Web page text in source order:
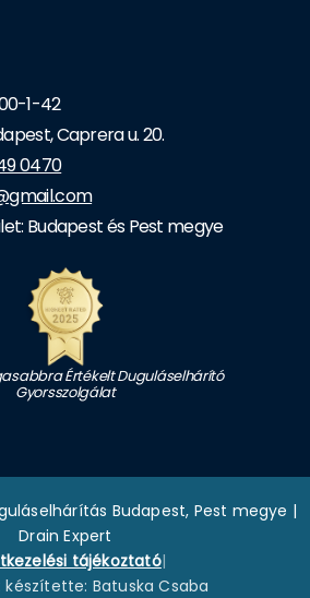
1-42
Caprera u. 20.
0470
Budapest és Pest megye
Értékelt Duguláselhárító
Gyorsszolgálat
Budapest, Pest megye |
Drain Expert
tájékoztató|
Batuska Csaba